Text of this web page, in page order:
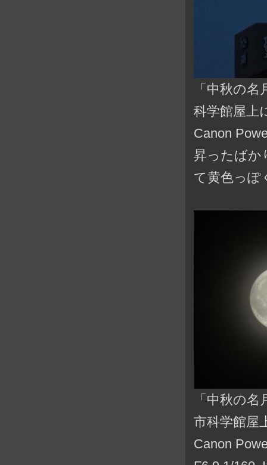
「中秋の
科学館屋上
Canon
昇ったばか
て黄色っぽ
「中秋の
市科学館屋
Canon